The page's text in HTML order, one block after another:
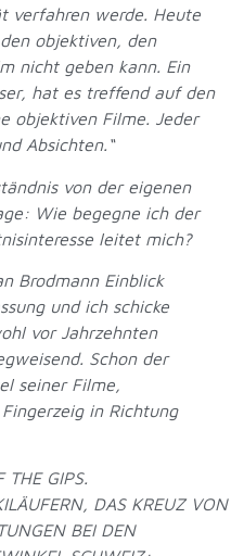
verfahren werde. Heute
objektiven, den
nicht geben kann. Ein
hat es treffend auf den
objektiven Filme. Jeder
Absichten.“
von der eigenen
Wie begegne ich der
leitet mich?
Brodmann Einblick
und ich schicke
vor Jahrzehnten
Schon der
seiner Filme,
in Richtung
GIPS.
DAS KREUZ VON
BEI DEN